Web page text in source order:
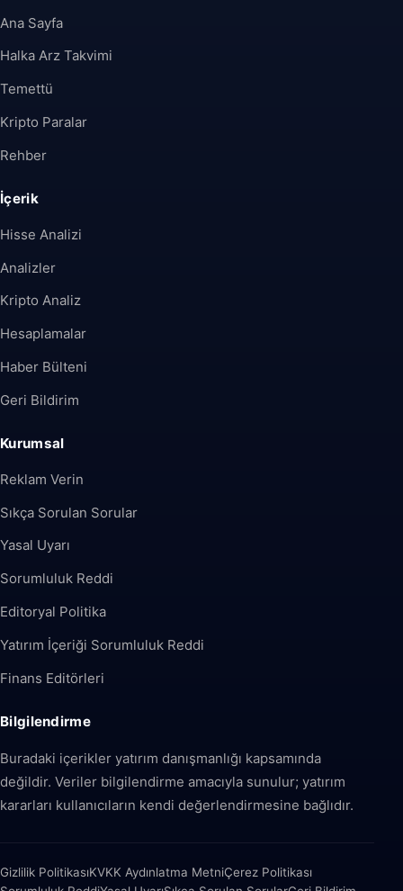
Ana Sayfa
Halka Arz Takvimi
Temettü
Kripto Paralar
Rehber
İçerik
Hisse Analizi
Analizler
Kripto Analiz
Hesaplamalar
Haber Bülteni
Geri Bildirim
Kurumsal
Reklam Verin
Sıkça Sorulan Sorular
Yasal Uyarı
Sorumluluk Reddi
Editoryal Politika
Yatırım İçeriği Sorumluluk Reddi
Finans Editörleri
Bilgilendirme
Buradaki içerikler yatırım danışmanlığı kapsamında
değildir. Veriler bilgilendirme amacıyla sunulur; yatırım
kararları kullanıcıların kendi değerlendirmesine bağlıdır.
Gizlilik PolitikasıKVKK Aydınlatma MetniÇerez Politikası